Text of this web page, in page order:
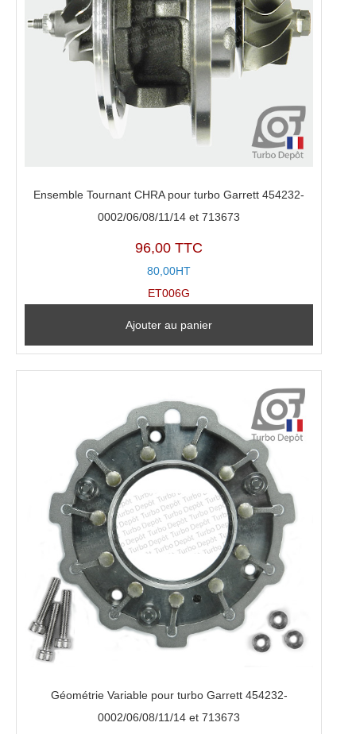
Ensemble Tournant CHRA pour turbo Garrett 454232-
0002/06/08/11/14 et 713673
96,00 TTC
80,00HT
ET006G
Ajouter au panier
Géométrie Variable pour turbo Garrett 454232-
0002/06/08/11/14 et 713673